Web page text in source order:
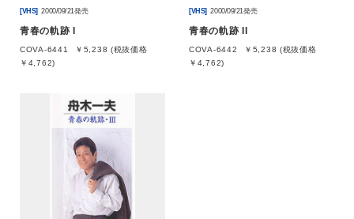
[VHS] 2000/09/21発売
青春の軌跡 I
COVA-6441
￥5,238 (税抜価格
￥4,762)
[VHS] 2000/09/21発売
青春の軌跡 II
COVA-6442
￥5,238 (税抜価格
￥4,762)